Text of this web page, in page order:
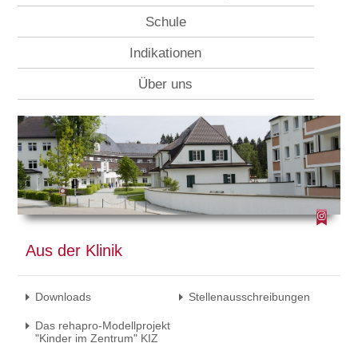
Schule
Indikationen
Über uns
Aus der Klinik
Downloads Stellenausschreibungen
Das rehapro-Modellprojekt
"Kinder im Zentrum" KIZ